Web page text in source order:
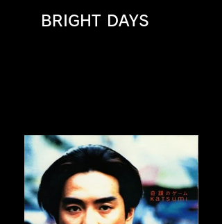
BRIGHT DAYS